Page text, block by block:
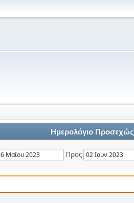
Ημερολόγιο Προσεχώς
Προς